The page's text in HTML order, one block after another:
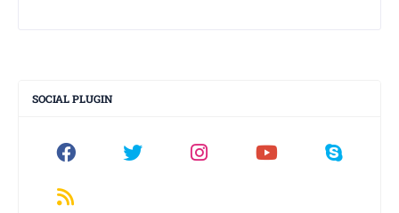
SOCIAL PLUGIN